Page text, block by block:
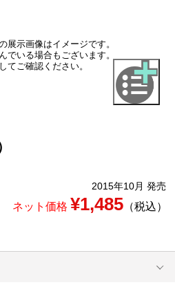
展示画像はイメージです。
でいる場合もございます。
てご確認ください。
2015年10月 発売
ネット価格 ¥1,485（税込）